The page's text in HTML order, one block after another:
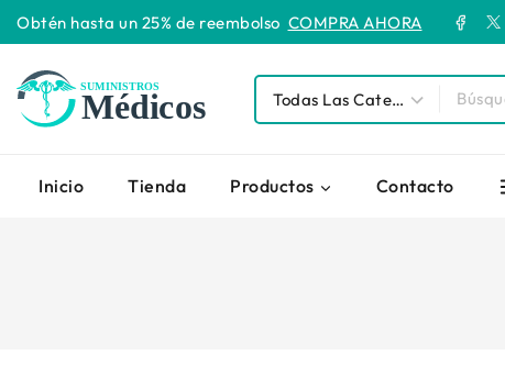
Obtén hasta un 25% de reembolso COMPRA AHORA
Inicio Tienda Productos Contacto